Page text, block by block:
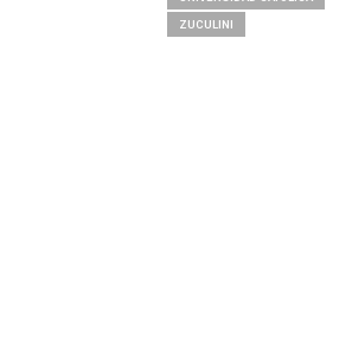
ZUCULINI